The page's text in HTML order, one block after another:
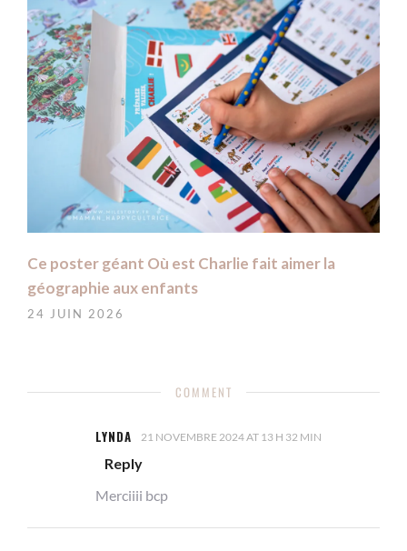
Ce poster géant Où est Charlie fait aimer la
géographie aux enfants
24 JUIN 2026
COMMENT
LYNDA 21 NOVEMBRE 2024 AT 13 H 32 MIN
Reply
Merciiii bcp